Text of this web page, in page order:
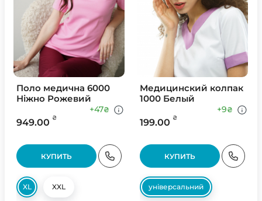
Поло медична 6000
Ніжно Рожевий
949.00 ₴
+47₴
КУПИТЬ
XL XXL
Медицинский колпак
1000 Белый
199.00 ₴
+9₴
КУПИТЬ
універсальний